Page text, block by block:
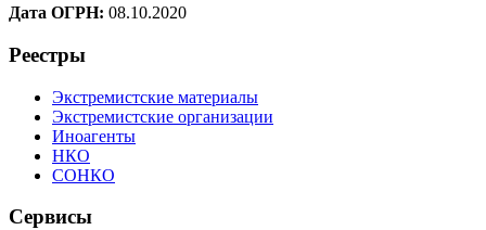
Дата ОГРН: 08.10.2020
Реестры
Экстремистские материалы
Экстремистские организации
Иноагенты
НКО
СОНКО
Сервисы